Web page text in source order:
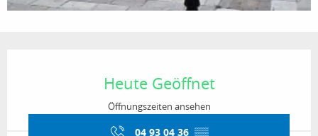
Heute Geöffnet
Öffnungszeiten ansehen
04 93 04 36 ▒▒